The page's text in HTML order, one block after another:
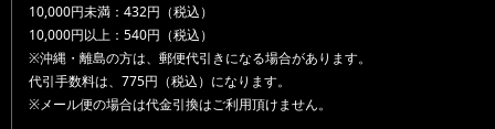
10,000円未満：432円（税込）
10,000円以上：540円（税込）
※沖縄・離島の方は、郵便代引きになる場合があります。
代引手数料は、775円（税込）になります。
※メール便の場合は代金引換はご利用頂けません。